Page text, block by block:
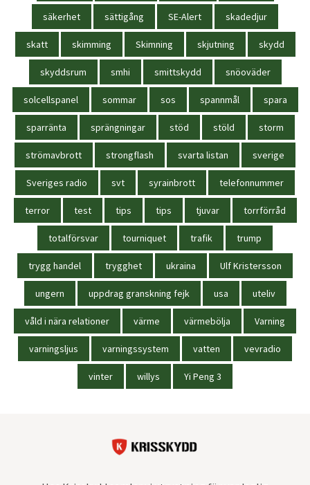
säkerhet sättigång SE-Alert skadedjur
skatt skimming Skimning skjutning skydd
skyddsrum smhi smittskydd snöoväder
solcellspanel sommar sos spannmål spara
sparränta sprängningar stöd stöld storm
strömavbrott strongflash svarta listan sverige
Sveriges radio svt syrainbrott telefonnummer
terror test tips tips tjuvar torrförråd
totalförsvar tourniquet trafik trump
trygg handel trygghet ukraina Ulf Kristersson
ungern uppdrag granskning fejk usa uteliv
våld i nära relationer värme värmebölja Varning
varningsljus varningssystem vatten vevradio
vinter willys Yi Peng 3